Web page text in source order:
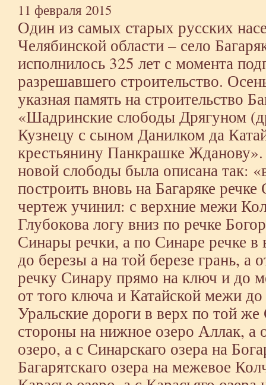
11 февраля 2015
Один из самых старых русских
Челябинской области – село
исполнилось 325 лет с момента
разрешавшего строительство.
указная память на строительство
«Шадринские слободы Дрягуном
Кузнецу с сыном Данилком да
крестьянину Панкрашке
новой слободы была описана так:
построить вновь на Багаряке
чертеж учинил: с верхние межи
Глубокова логу вниз по речке
Синары речки, а по Синаре речке
до березы а на той березе грань, а
речку Синару прямо на ключ и до
от того ключа и Катайской межи
Уральские дороги в верх по той
стороны на нижное озеро Аллак, а
озеро, а с Синарскаго озера на
Багарятскаго озера на межевое